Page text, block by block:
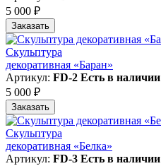
5 000 ₽
Заказать
Скульптура
декоративная «Баран»
Артикул: FD-2 Есть в наличии
5 000 ₽
Заказать
Скульптура
декоративная «Белка»
Артикул: FD-3 Есть в наличии